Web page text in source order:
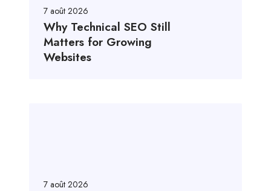
7 août 2026
Why Technical SEO Still
Matters for Growing
Websites
7 août 2026